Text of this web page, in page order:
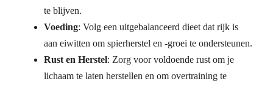
te blijven.
Voeding: Volg een uitgebalanceerd dieet dat rijk is
aan eiwitten om spierherstel en -groei te ondersteunen.
Rust en Herstel: Zorg voor voldoende rust om je
lichaam te laten herstellen en om overtraining te